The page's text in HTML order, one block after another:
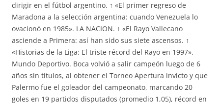
dirigir en el fútbol argentino. ↑ «El primer regreso de
Maradona a la selección argentina: cuando Venezuela lo
ovacionó en 1985». LA NACION. ↑ «El Rayo Vallecano
asciende a Primera: así han sido sus siete ascensos. ↑
«Historias de la Liga: El triste récord del Rayo en 1997».
Mundo Deportivo. Boca volvió a salir campeón luego de 6
años sin títulos, al obtener el Torneo Apertura invicto y que
Palermo fue el goleador del campeonato, marcando 20
goles en 19 partidos disputados (promedio 1,05), récord en